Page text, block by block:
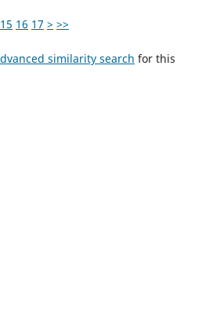
15 16 17 > >>
similarity search for this